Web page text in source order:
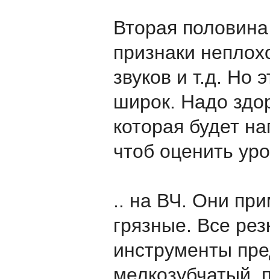
Вторая
признаки
звуков и т.д. Но
широк. Надо
которая будет
чтоб оценить
.. на ВЧ. Они
грязные. Все
инструменты